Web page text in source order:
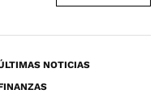
NOTICIAS